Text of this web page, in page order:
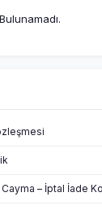
– İptal İade